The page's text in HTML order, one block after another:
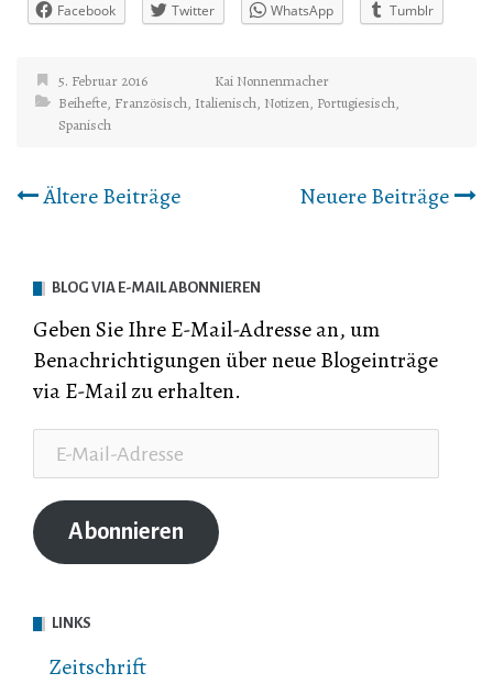
Facebook Twitter WhatsApp Tumblr
5. Februar 2016
Kai Nonnenmacher
Beihefte, Französisch, Italienisch, Notizen, Portugiesisch,
Spanisch
Beitrags-
Ältere Beiträge Neuere Beiträge
BLOG VIA E-MAIL ABONNIEREN
Geben Sie Ihre E-Mail-Adresse an, um
Benachrichtigungen über neue Blogeinträge
via E-Mail zu erhalten.
Mail-
Adresse
Abonnieren
LINKS
Zeitschrift